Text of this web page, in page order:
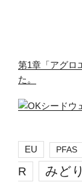
第1章「アグロ
た。
EU PFAS
R
みど